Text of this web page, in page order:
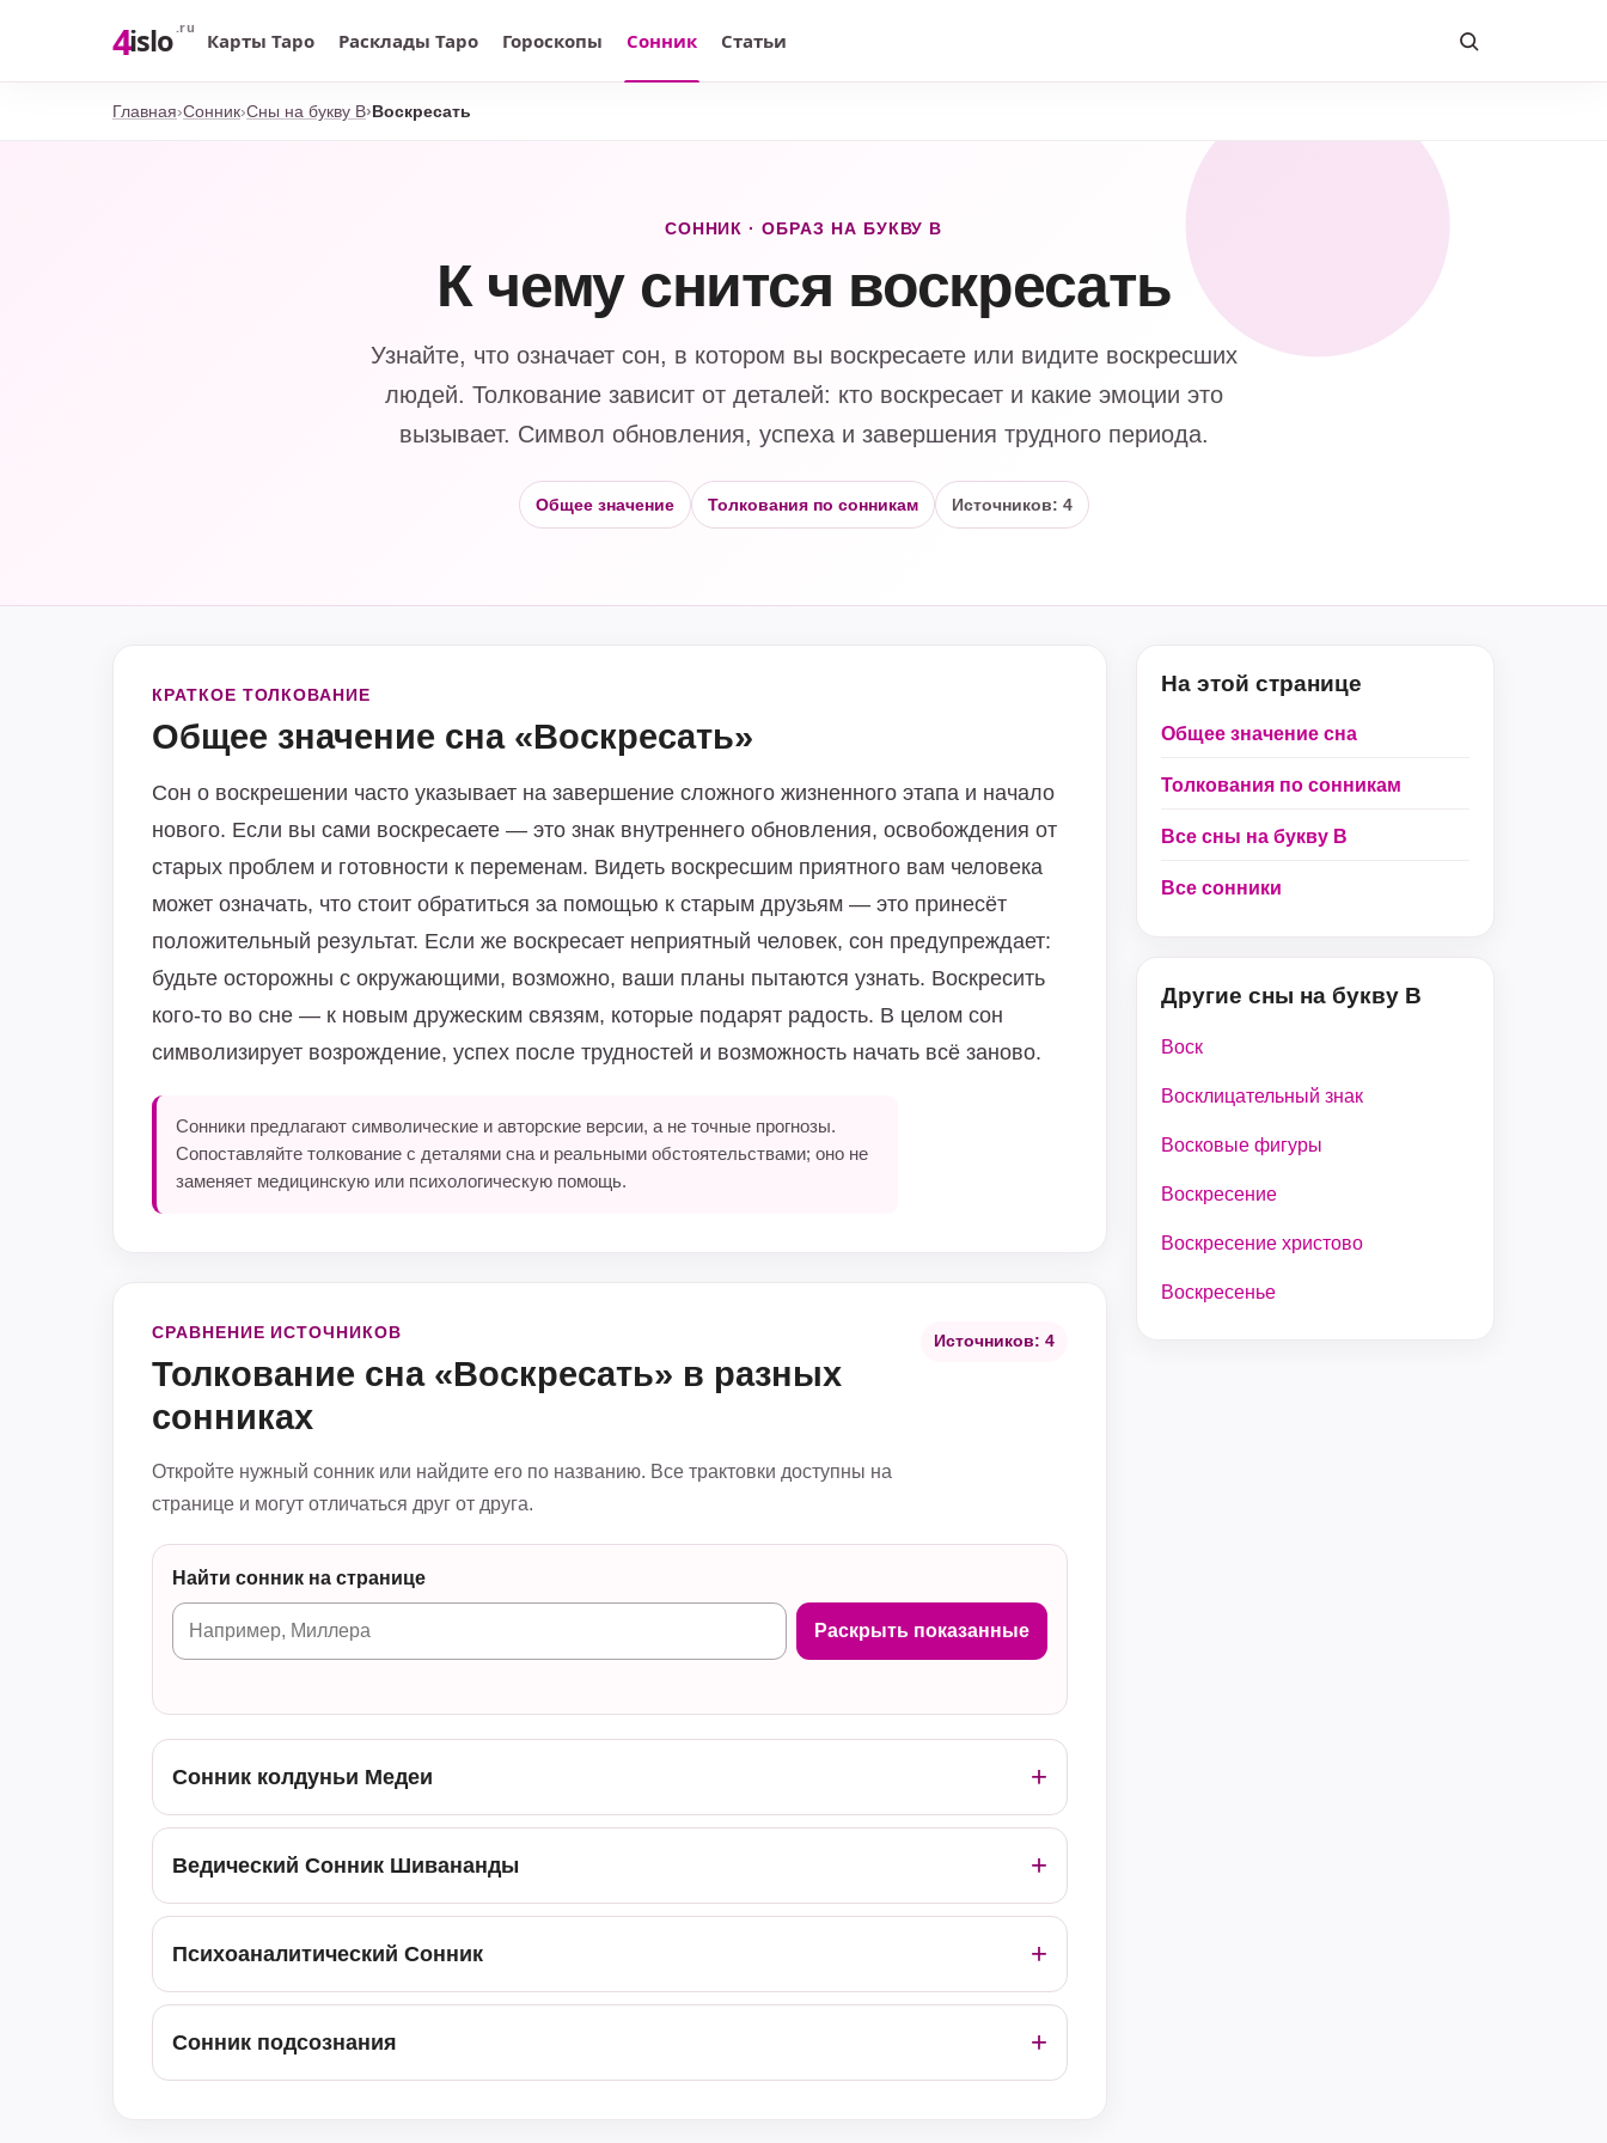
4islo .ru
Карты Таро Расклады Таро Гороскопы Сонник Статьи
Главная Сонник Сны на букву В Воскресать
СОННИК · ОБРАЗ НА БУКВУ В
К чему снится воскресать
Узнайте, что означает сон, в котором вы воскресаете или видите воскресших
людей. Толкование зависит от деталей: кто воскресает и какие эмоции это
вызывает. Символ обновления, успеха и завершения трудного периода.
Общее значение Толкования по сонникам Источников: 4
КРАТКОЕ ТОЛКОВАНИЕ
Общее значение сна «Воскресать»
Сон о воскрешении часто указывает на завершение сложного жизненного этапа и начало
нового. Если вы сами воскресаете — это знак внутреннего обновления, освобождения от
старых проблем и готовности к переменам. Видеть воскресшим приятного вам человека
может означать, что стоит обратиться за помощью к старым друзьям — это принесёт
положительный результат. Если же воскресает неприятный человек, сон предупреждает:
будьте осторожны с окружающими, возможно, ваши планы пытаются узнать. Воскресить
кого-то во сне — к новым дружеским связям, которые подарят радость. В целом сон
символизирует возрождение, успех после трудностей и возможность начать всё заново.
Сонники предлагают символические и авторские версии, а не точные прогнозы.
Сопоставляйте толкование с деталями сна и реальными обстоятельствами; оно не
заменяет медицинскую или психологическую помощь.
СРАВНЕНИЕ ИСТОЧНИКОВ
Толкование сна «Воскресать» в разных
сонниках
Источников: 4
Откройте нужный сонник или найдите его по названию. Все трактовки доступны на
странице и могут отличаться друг от друга.
Найти сонник на странице
Раскрыть показанные
Сонник колдуньи Медеи
Ведический Сонник Шивананды
Психоаналитический Сонник
Сонник подсознания
На этой странице
Общее значение сна
Толкования по сонникам
Все сны на букву В
Все сонники
Другие сны на букву В
Воск
Восклицательный знак
Восковые фигуры
Воскресение
Воскресение христово
Воскресенье